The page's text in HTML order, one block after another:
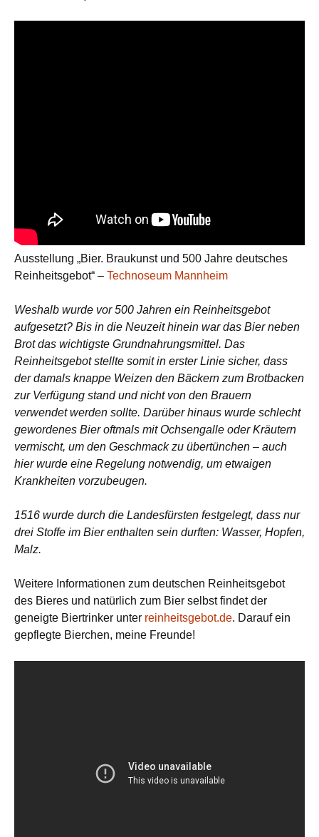
Ausstellung „Bier. Braukunst und 500 Jahre deutsches
Reinheitsgebot“ – Technoseum Mannheim
Weshalb wurde vor 500 Jahren ein Reinheitsgebot
aufgesetzt? Bis in die Neuzeit hinein war das Bier neben
Brot das wichtigste Grundnahrungsmittel. Das
Reinheitsgebot stellte somit in erster Linie sicher, dass
der damals knappe Weizen den Bäckern zum Brotbacken
zur Verfügung stand und nicht von den Brauern
verwendet werden sollte. Darüber hinaus wurde schlecht
gewordenes Bier oftmals mit Ochsengalle oder Kräutern
vermischt, um den Geschmack zu übertünchen – auch
hier wurde eine Regelung notwendig, um etwaigen
Krankheiten vorzubeugen.
1516 wurde durch die Landesfürsten festgelegt, dass nur
drei Stoffe im Bier enthalten sein durften: Wasser, Hopfen,
Malz.
Weitere Informationen zum deutschen Reinheitsgebot
des Bieres und natürlich zum Bier selbst findet der
geneigte Biertrinker unter reinheitsgebot.de. Darauf ein
gepflegte Bierchen, meine Freunde!